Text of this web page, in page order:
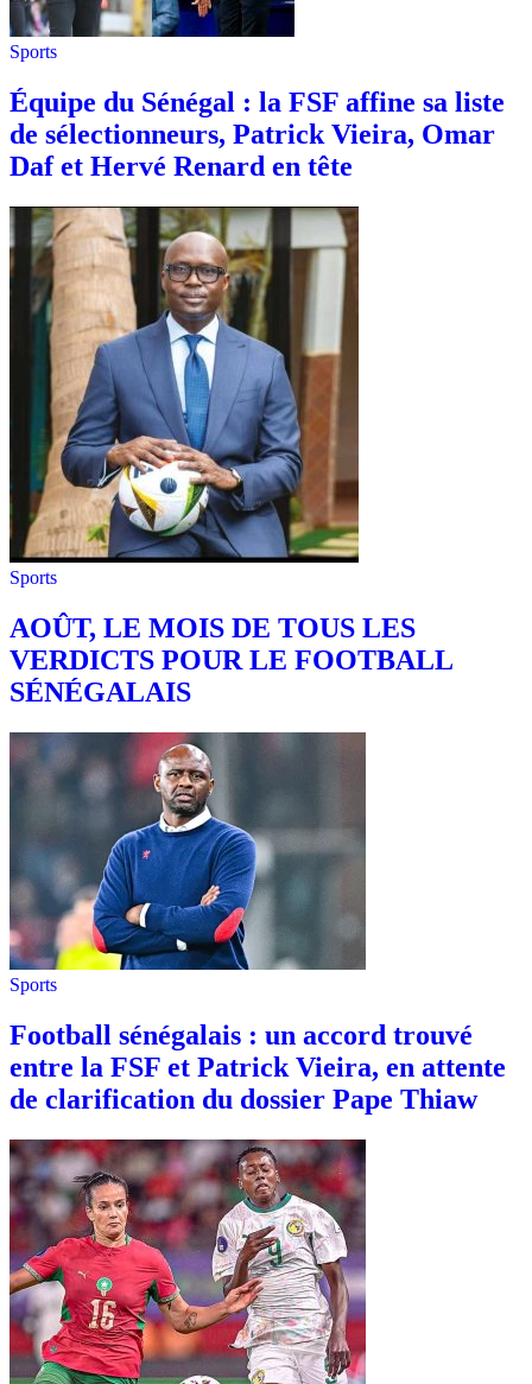
Sports
Équipe du Sénégal : la FSF affine sa liste
de sélectionneurs, Patrick Vieira, Omar
Daf et Hervé Renard en tête
Sports
AOÛT, LE MOIS DE TOUS LES
VERDICTS POUR LE FOOTBALL
SÉNÉGALAIS
Sports
Football sénégalais : un accord trouvé
entre la FSF et Patrick Vieira, en attente
de clarification du dossier Pape Thiaw